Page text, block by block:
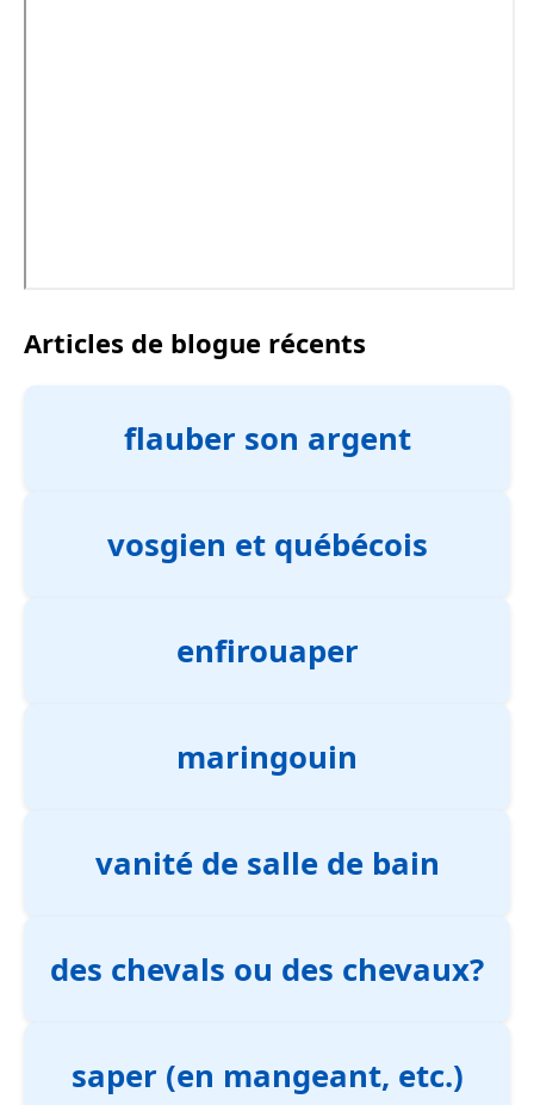
Articles de blogue récents
flauber son argent
vosgien et québécois
enfirouaper
maringouin
vanité de salle de bain
des chevals ou des chevaux?
saper (en mangeant, etc.)